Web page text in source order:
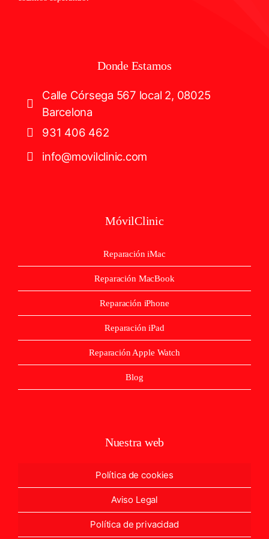
Donde Estamos
Calle Córsega 567 local 2, 08025
Barcelona
931 406 462
info@movilclinic.com
MóvilClinic
Reparación iMac
Reparación MacBook
Reparación iPhone
Reparación iPad
Reparación Apple Watch
Blog
Nuestra web
Política de cookies
Aviso Legal
Política de privacidad